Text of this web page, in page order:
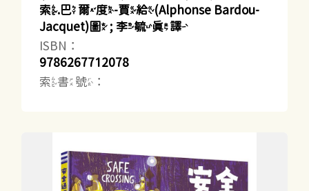
索.巴爾度-賈給(Alphonse Bardou-
Jacquet)圖 ; 李毓真譯
ISBN：
9786267712078
索書號：